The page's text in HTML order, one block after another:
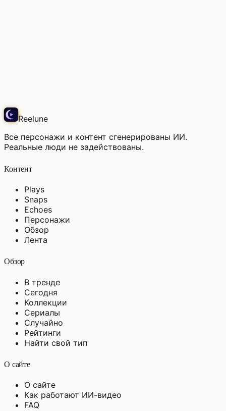
Reelune
Все персонажи и контент сгенерированы ИИ.
Реальные люди не задействованы.
Контент
Plays
Snaps
Echoes
Персонажи
Обзор
Лента
Обзор
В тренде
Сегодня
Коллекции
Сериалы
Случайно
Рейтинги
Найти свой тип
О сайте
О сайте
Как работают ИИ-видео
FAQ